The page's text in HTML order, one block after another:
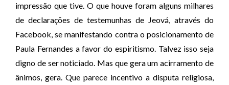
impressão que tive. O que houve foram alguns milhares
de declarações de testemunhas de Jeová, através do
Facebook, se manifestando contra o posicionamento de
Paula Fernandes a favor do espiritismo. Talvez isso seja
digno de ser noticiado. Mas que gera um acirramento de
ânimos, gera. Que parece incentivo a disputa religiosa,